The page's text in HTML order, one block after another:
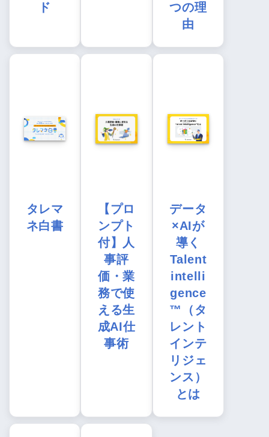
ド
つの理
由
タレマ
ネ白書
【プロ
ンプト
付】人
事評
価・業
務で使
える生
成AI仕
事術
データ
×AIが
導く
Talent
intelli
gence
™（タ
レント
インテ
リジェ
ンス）
とは